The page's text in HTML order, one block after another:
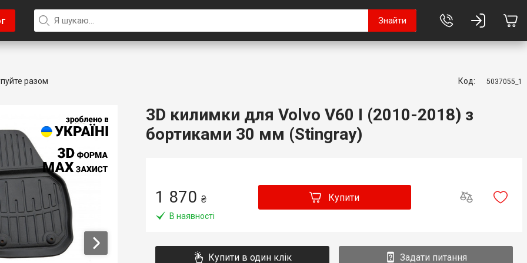
Знайти
разом Код: 5037055_1
3D килимки для Volvo V60 I (2010-2018) з
бортиками 30 мм (Stingray)
1 870 ₴
В наявності
Купити
Купити в один клік Задати питання